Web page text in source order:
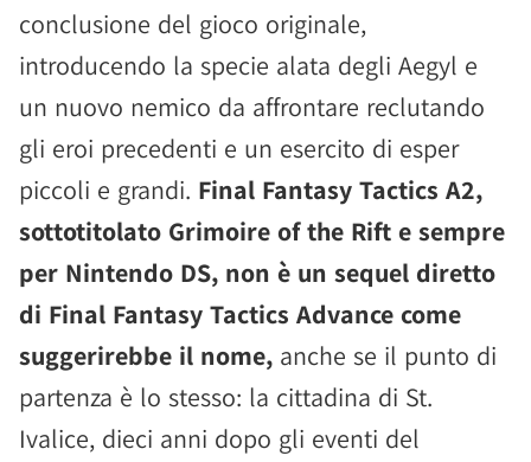
conclusione del gioco originale,
introducendo la specie alata degli Aegyl e
un nuovo nemico da affrontare reclutando
gli eroi precedenti e un esercito di esper
piccoli e grandi. Final Fantasy Tactics A2,
sottotitolato Grimoire of the Rift e sempre
per Nintendo DS, non è un sequel diretto
di Final Fantasy Tactics Advance come
suggerirebbe il nome, anche se il punto di
partenza è lo stesso: la cittadina di St.
Ivalice, dieci anni dopo gli eventi del